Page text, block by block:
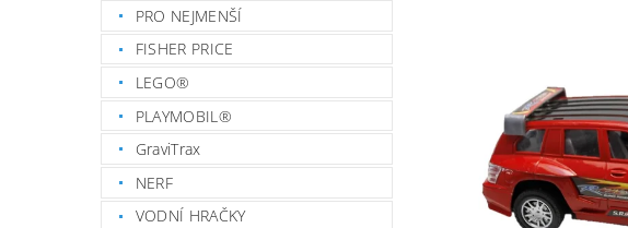
PRO NEJMENŠÍ
FISHER PRICE
LEGO®
PLAYMOBIL®
GraviTrax
NERF
VODNÍ HRAČKY